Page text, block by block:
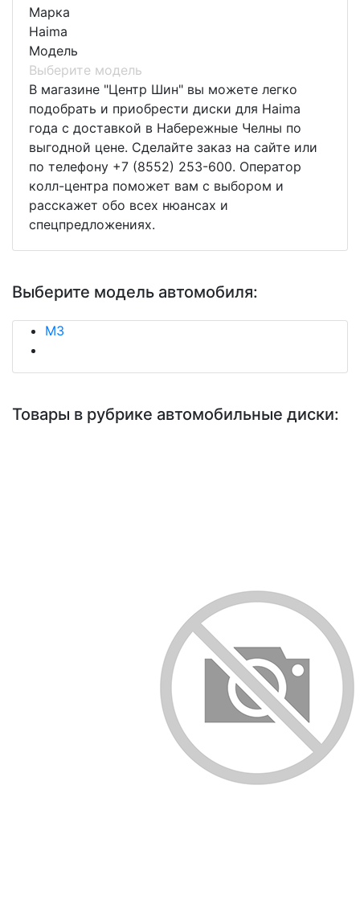
Марка
Haima
Модель
Выберите модель
В магазине "Центр Шин" вы можете легко
подобрать и приобрести диски для Haima
года с доставкой в Набережные Челны по
выгодной цене. Сделайте заказ на сайте или
по телефону +7 (8552) 253-600. Оператор
колл-центра поможет вам с выбором и
расскажет обо всех нюансах и
спецпредложениях.
Выберите модель автомобиля:
M3
Товары в рубрике автомобильные диски: